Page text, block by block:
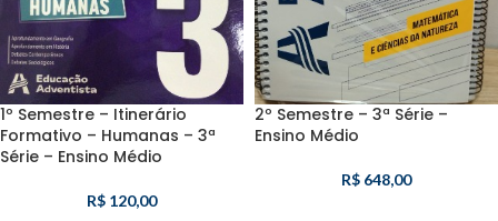
1º Semestre – Itinerário
Formativo – Humanas – 3ª
Série – Ensino Médio
R$ 120,00
2º Semestre – 3ª Série –
Ensino Médio
R$ 648,00